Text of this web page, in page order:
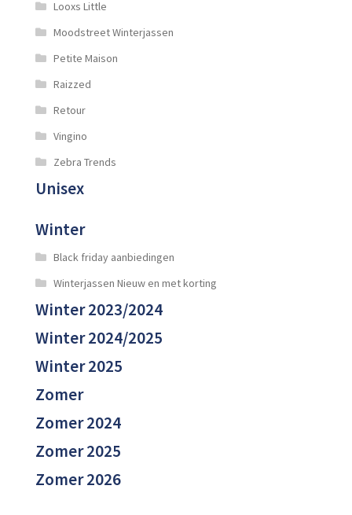
Looxs Little
Moodstreet Winterjassen
Petite Maison
Raizzed
Retour
Vingino
Zebra Trends
Unisex
Winter
Black friday aanbiedingen
Winterjassen Nieuw en met korting
Winter 2023/2024
Winter 2024/2025
Winter 2025
Zomer
Zomer 2024
Zomer 2025
Zomer 2026